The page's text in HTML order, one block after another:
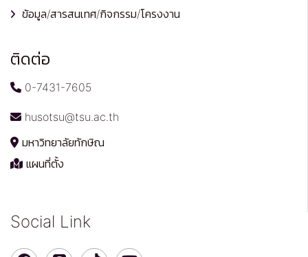
ข้อมูล/สารสนเทศ/กิจกรรม/โครงงาน
ติดต่อ
0-7431-7605
husotsu@tsu.ac.th
มหาวิทยาลัยทักษิณ
แผนที่ตั้ง
Social Link